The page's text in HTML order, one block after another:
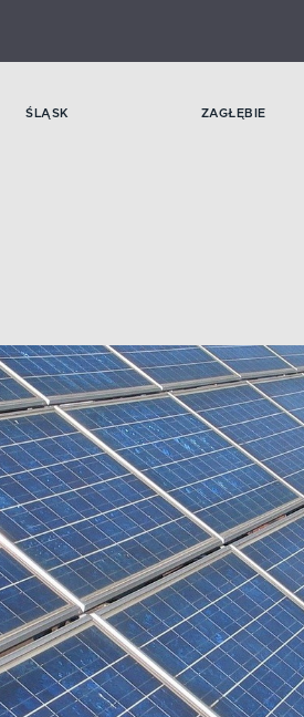
ŚLĄSK ZAGŁĘBIE